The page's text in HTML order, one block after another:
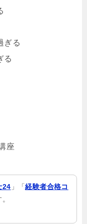
ぎる
る
座
24 」「経験者合格コ